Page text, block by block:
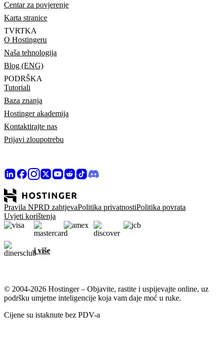
Centar za povjerenje
Karta stranice
TVRTKA
O Hostingeru
Naša tehnologija
Blog (ENG)
PODRŠKA
Tutoriali
Baza znanja
Hostinger akademija
Kontaktirajte nas
Prijavi zloupotrebu
Pravila NPRD zahtjevaPolitika privatnostiPolitika povrata
Uvjeti korištenja
i više
© 2004-2026 Hostinger – Objavite, rastite i uspijevajte online, uz
podršku umjetne inteligencije koja vam daje moć u ruke.
Cijene su istaknute bez PDV-a